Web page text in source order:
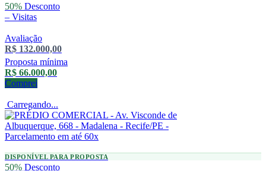
50% Desconto
– Visitas
Avaliação
R$ 132.000,00
Proposta mínima
R$ 66.000,00
Comprei
Carregando...
DISPONÍVEL PARA PROPOSTA
50% Desconto